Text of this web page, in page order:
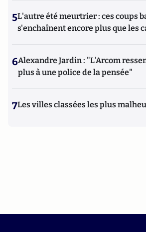
5L'autre été meurtrier : ces coups
s'enchaînent encore plus que les
6Alexandre Jardin : "L'Arcom
plus à une police de la pensée"
7Les villes classées les plus